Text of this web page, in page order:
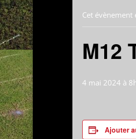
Cet évènement
M12
4 mai 2024 à
Ajouter